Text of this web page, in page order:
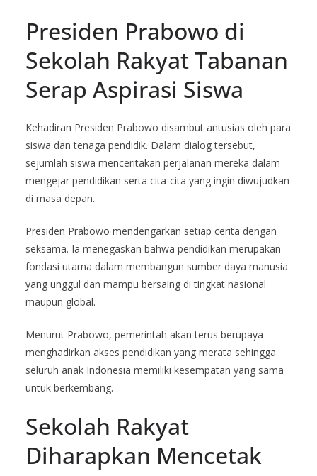
Presiden Prabowo di
Sekolah Rakyat Tabanan
Serap Aspirasi Siswa
Kehadiran Presiden Prabowo disambut antusias oleh para
siswa dan tenaga pendidik. Dalam dialog tersebut,
sejumlah siswa menceritakan perjalanan mereka dalam
mengejar pendidikan serta cita-cita yang ingin diwujudkan
di masa depan.
Presiden Prabowo mendengarkan setiap cerita dengan
seksama. Ia menegaskan bahwa pendidikan merupakan
fondasi utama dalam membangun sumber daya manusia
yang unggul dan mampu bersaing di tingkat nasional
maupun global.
Menurut Prabowo, pemerintah akan terus berupaya
menghadirkan akses pendidikan yang merata sehingga
seluruh anak Indonesia memiliki kesempatan yang sama
untuk berkembang.
Sekolah Rakyat
Diharapkan Mencetak